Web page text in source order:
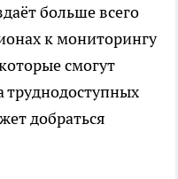
больше всего
к мониторингу
смогут
добраться